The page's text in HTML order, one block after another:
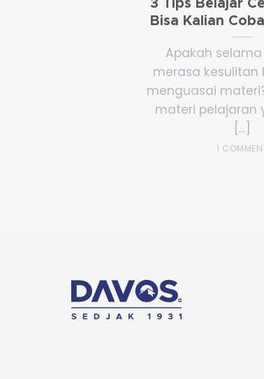
3 Tips Belajar
Bisa Kalian
Apakah
merasa kesulitan
menguasai
materi pelajaran
[...]
1